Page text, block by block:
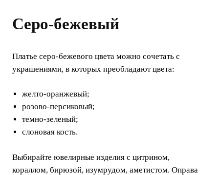
Серо-бежевый
Платье серо-бежевого цвета можно сочетать с
украшениями, в которых преобладают цвета:
желто-оранжевый;
розово-персиковый;
темно-зеленый;
слоновая кость.
Выбирайте ювелирные изделия с цитрином,
кораллом, бирюзой, изумрудом, аметистом. Оправа